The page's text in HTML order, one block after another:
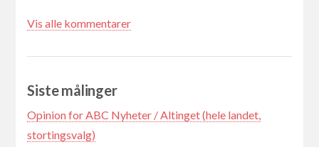
Vis alle kommentarer
Siste målinger
Opinion for ABC Nyheter / Altinget (hele landet,
stortingsvalg)